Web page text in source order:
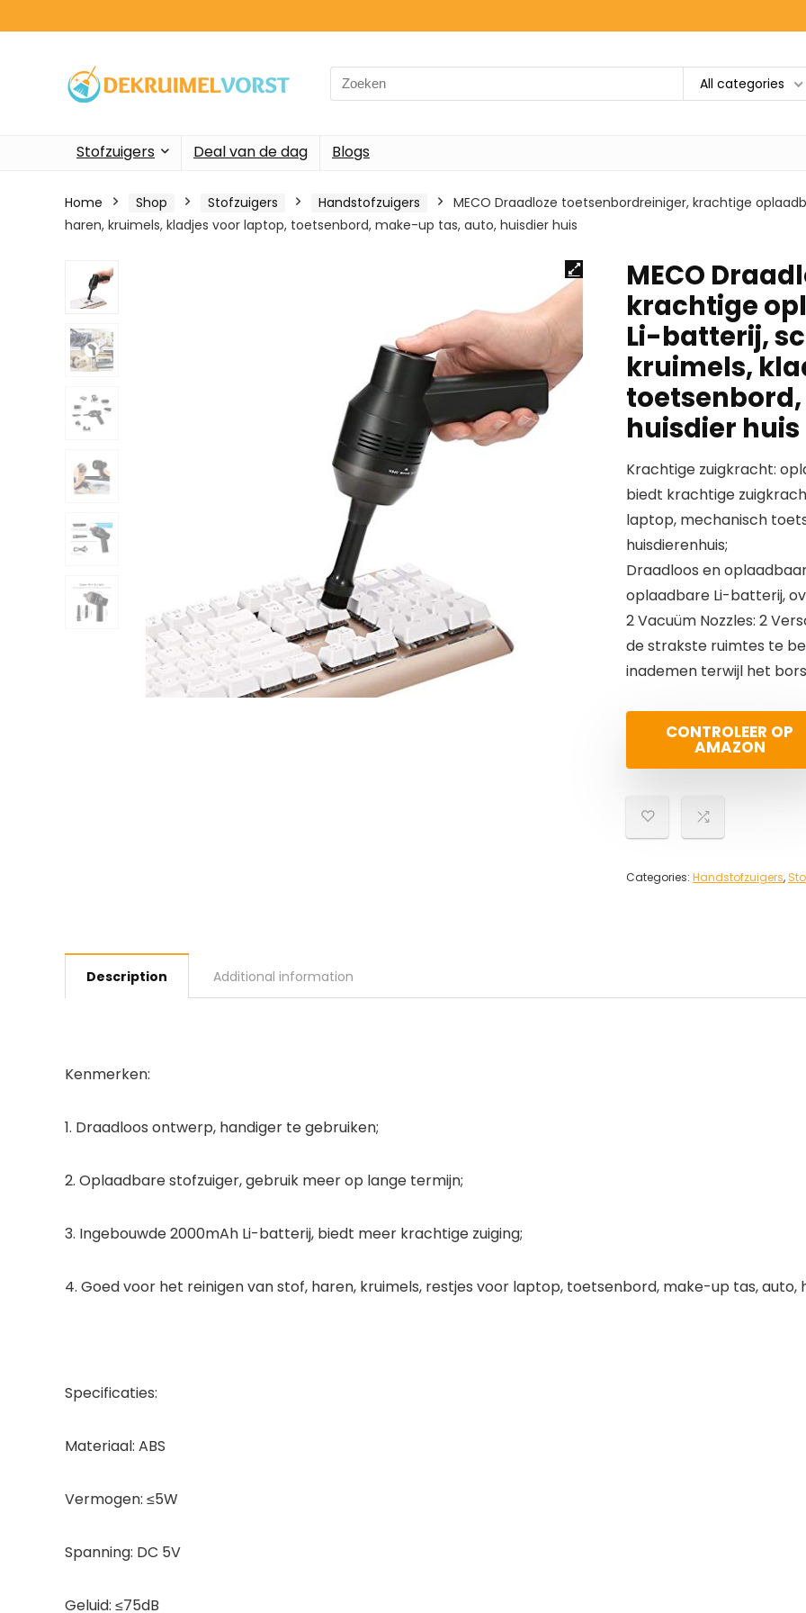
Search
for:
All categories
Stofzuigers Deal van de dag Blogs
Home Shop Stofzuigers Handstofzuigers
MECO Draadloze toetsenbordreiniger, krachtige
haren, kruimels, kladjes voor laptop, toetsenbord, make-up tas, auto, huisdier huis
MECO
krachtige
Li-batterij,
kruimels,
huisdier huis
Krachtige zuigkracht:
biedt krachtige
laptop, mechanisch
huisdierenhuis;
Draadloos en
oplaadbare Li-batterij,
2 Vacuüm Nozzles: 2
de strakste ruimtes te
inademen terwijl het
CONTROLEER OP
AMAZON
Categories: Handstofzuigers,
Description Additional information
Kenmerken:
1. Draadloos ontwerp, handiger te gebruiken;
2. Oplaadbare stofzuiger, gebruik meer op lange termijn;
3. Ingebouwde 2000mAh Li-batterij, biedt meer krachtige zuiging;
4. Goed voor het reinigen van stof, haren, kruimels, restjes voor laptop, toetsenbord, make-up tas, auto,
Specificaties:
Materiaal: ABS
Vermogen: ≤5W
Spanning: DC 5V
Geluid: ≤75dB